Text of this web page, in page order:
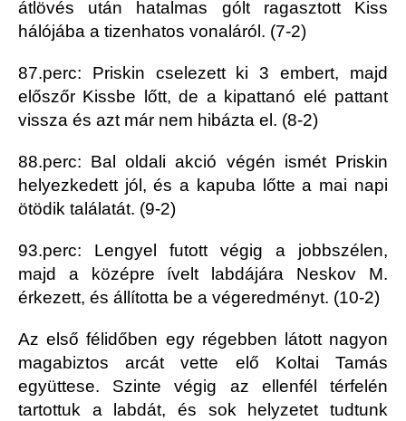
átlövés után hatalmas gólt ragasztott Kiss
hálójába a tizenhatos vonaláról. (7-2)
87.perc: Priskin cselezett ki 3 embert, majd
előszőr Kissbe lőtt, de a kipattanó elé pattant
vissza és azt már nem hibázta el. (8-2)
88.perc: Bal oldali akció végén ismét Priskin
helyezkedett jól, és a kapuba lőtte a mai napi
ötödik találatát. (9-2)
93.perc: Lengyel futott végig a jobbszélen,
majd a középre ívelt labdájára Neskov M.
érkezett, és állította be a végeredményt. (10-2)
Az első félidőben egy régebben látott nagyon
magabiztos arcát vette elő Koltai Tamás
együttese. Szinte végig az ellenfél térfelén
tartottuk a labdát, és sok helyzetet tudtunk